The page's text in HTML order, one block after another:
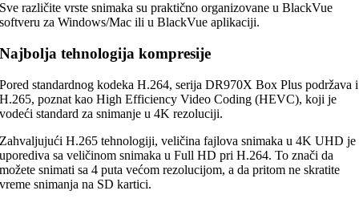
Sve različite vrste snimaka su praktično organizovane u BlackVue
softveru za Windows/Mac ili u BlackVue aplikaciji.
Najbolja tehnologija kompresije
Pored standardnog kodeka H.264, serija DR970X Box Plus podržava i
H.265, poznat kao High Efficiency Video Coding (HEVC), koji je
vodeći standard za snimanje u 4K rezoluciji.
Zahvaljujući H.265 tehnologiji, veličina fajlova snimaka u 4K UHD je
uporediva sa veličinom snimaka u Full HD pri H.264. To znači da
možete snimati sa 4 puta većom rezolucijom, a da pritom ne skratite
vreme snimanja na SD kartici.